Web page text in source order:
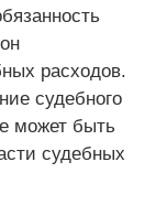
расходов.
судебного
может быть
судебных